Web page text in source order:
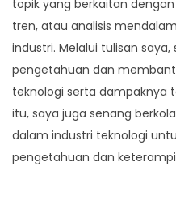
topik yang berkaitan
tren, atau analisis
industri. Melalui tulisan
pengetahuan dan
teknologi serta dampaknya
itu, saya juga senang
dalam industri teknologi
pengetahuan dan